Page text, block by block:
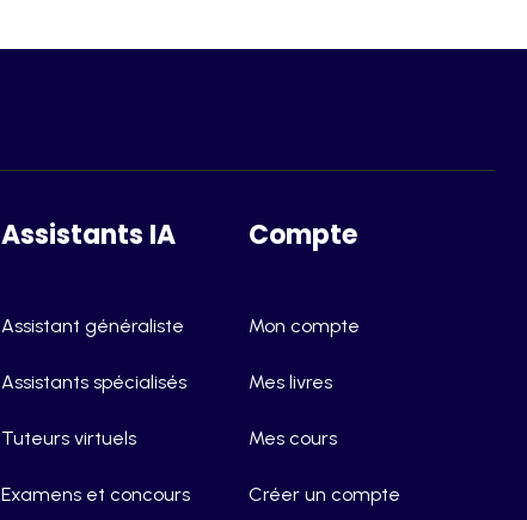
Assistants IA
Assistant généraliste
Assistants spécialisés
Tuteurs virtuels
Examens et concours
Compte
Mon compte
Mes livres
Mes cours
Créer un compte